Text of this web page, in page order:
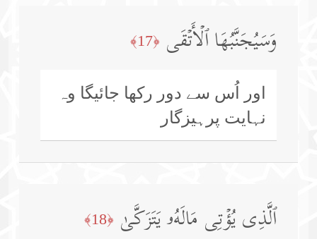
وَسَیُجَنَّبُهَا ٱلۡأَتۡقَى ﴿17﴾
اور اُس سے دور رکھا جائیگا وہ
نہایت پرہیزگار
ٱلَّذِی یُؤۡتِی مَالَهُۥ یَتَزَكَّىٰ ﴿18﴾